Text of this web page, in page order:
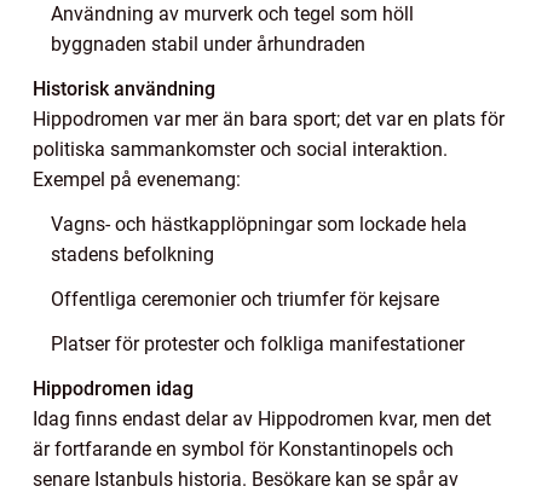
Användning av murverk och tegel som höll
byggnaden stabil under århundraden
Historisk användning
Hippodromen var mer än bara sport; det var en plats för
politiska sammankomster och social interaktion.
Exempel på evenemang:
Vagns- och hästkapplöpningar som lockade hela
stadens befolkning
Offentliga ceremonier och triumfer för kejsare
Platser för protester och folkliga manifestationer
Hippodromen idag
Idag finns endast delar av Hippodromen kvar, men det
är fortfarande en symbol för Konstantinopels och
senare Istanbuls historia. Besökare kan se spår av